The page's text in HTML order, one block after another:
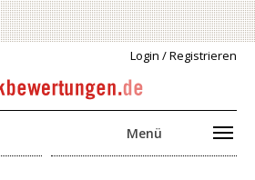
Login / Registrieren
Menü